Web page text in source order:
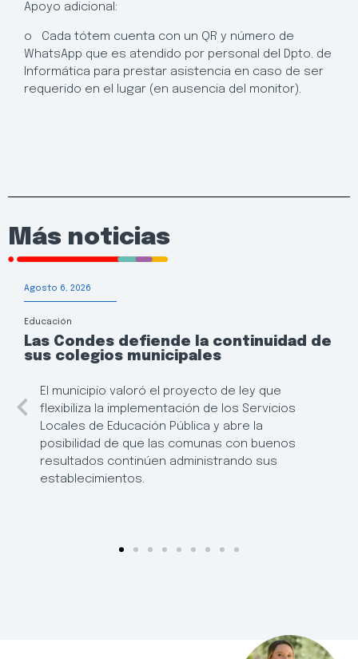
Apoyo adicional:
o Cada tótem cuenta con un QR y número de
WhatsApp que es atendido por personal del Dpto. de
Informática para prestar asistencia en caso de ser
requerido en el lugar (en ausencia del monitor).
Más noticias
Agosto 6, 2026
Educación
Las Condes defiende la continuidad de
sus colegios municipales
El municipio valoró el proyecto de ley que
flexibiliza la implementación de los Servicios
Locales de Educación Pública y abre la
posibilidad de que las comunas con buenos
resultados continúen administrando sus
establecimientos.